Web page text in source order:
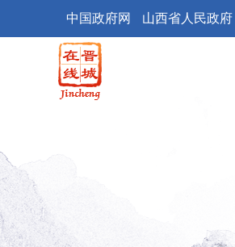
中国政府网 山西省人民政府